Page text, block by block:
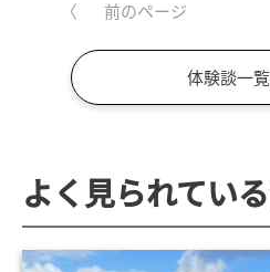
前のページ
体験談一
よく見られてい